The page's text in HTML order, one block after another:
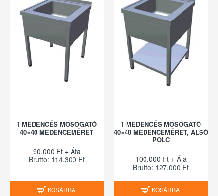
1 MEDENCÉS MOSOGATÓ
40×40 MEDENCEMÉRET
90.000 Ft + Áfa
Brutto: 114.300 Ft
KOSÁRBA
1 MEDENCÉS MOSOGATÓ
40×40 MEDENCEMÉRET, ALSÓ
POLC
100.000 Ft + Áfa
Brutto: 127.000 Ft
KOSÁRBA